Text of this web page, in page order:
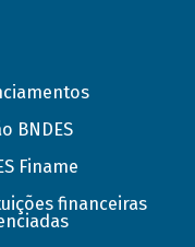
BNDES
Finame
financeiras